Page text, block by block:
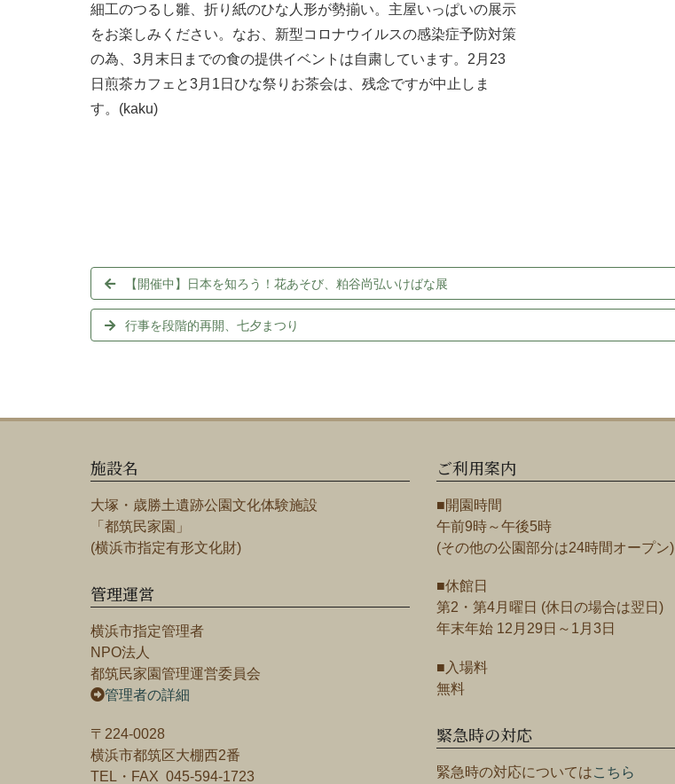
細工のつるし雛、折り紙のひな人形が勢揃い。主屋いっぱいの展示
をお楽しみください。なお、新型コロナウイルスの感染症予防対策
の為、3月末日までの食の提供イベントは自粛しています。2月23
日煎茶カフェと3月1日ひな祭りお茶会は、残念ですが中止しま
す。(kaku)
【開催中】日本を知ろう！花あそび、粕谷尚弘いけばな展
行事を段階的再開、七夕まつり
施設名
大塚・歳勝土遺跡公園文化体験施設
「都筑民家園」
(横浜市指定有形文化財)
管理運営
横浜市指定管理者
NPO法人
都筑民家園管理運営委員会
管理者の詳細
〒224-0028
横浜市都筑区大棚西2番
TEL・FAX 045-594-1723
ご利用案内
■開園時間
午前9時～午後5時
(その他の公園部分は24時間オープン)
■休館日
第2・第4月曜日 (休日の場合は翌日)
年末年始 12月29日～1月3日
■入場料
無料
緊急時の対応
緊急時の対応についてはこちら